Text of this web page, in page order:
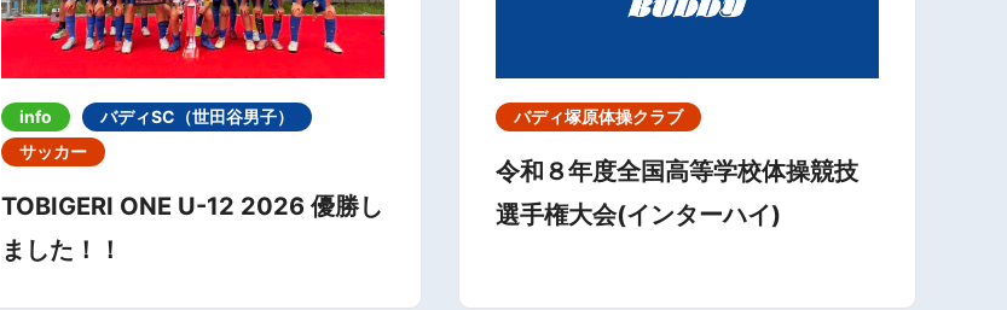
info
バディSC（世田谷男子）
サッカー
TOBIGERI ONE U-12 2026 優勝し
ました！！
バディ塚原体操クラブ
令和８年度全国高等学校体操競技
選手権大会(インターハイ)